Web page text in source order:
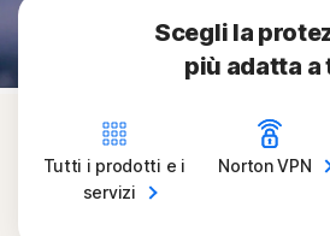
Scegli la
più adatta a
Tutti i prodotti e i
servizi
NortonVPN